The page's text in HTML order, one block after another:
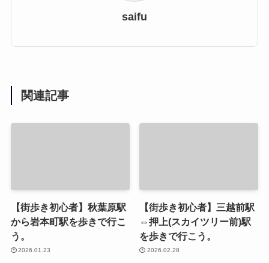
saifu
関連記事
【街歩き初心者】秋葉原駅
から岩本町駅を歩きで行こ
う。
2026.01.23
【街歩き初心者】三越前駅
⇔押上(スカイツリー前)駅
を歩きで行こう。
2026.02.28